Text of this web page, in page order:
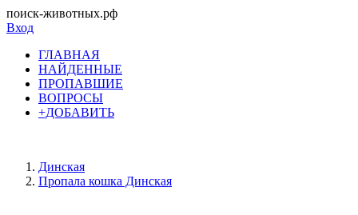
поиск-животных.рф
Вход
ГЛАВНАЯ
НАЙДЕННЫЕ
ПРОПАВШИЕ
ВОПРОСЫ
+ДОБАВИТЬ
Динская
Пропала кошка Динская